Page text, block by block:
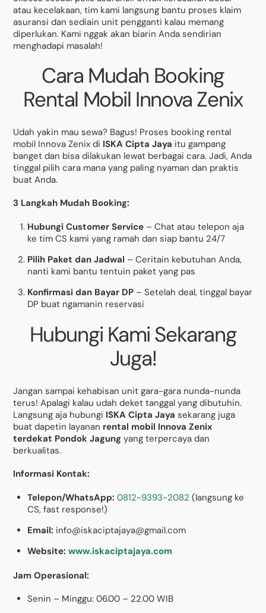
atau kecelakaan, tim kami langsung bantu proses klaim
asuransi dan sediain unit pengganti kalau memang
diperlukan. Kami nggak akan biarin Anda sendirian
menghadapi masalah!
Cara Mudah Booking
Rental Mobil Innova Zenix
Udah yakin mau sewa? Bagus! Proses booking rental
mobil Innova Zenix di ISKA Cipta Jaya itu gampang
banget dan bisa dilakukan lewat berbagai cara. Jadi, Anda
tinggal pilih cara mana yang paling nyaman dan praktis
buat Anda.
3 Langkah Mudah Booking:
Hubungi Customer Service – Chat atau telepon aja
ke tim CS kami yang ramah dan siap bantu 24/7
Pilih Paket dan Jadwal – Ceritain kebutuhan Anda,
nanti kami bantu tentuin paket yang pas
Konfirmasi dan Bayar DP – Setelah deal, tinggal bayar
DP buat ngamanin reservasi
Hubungi Kami Sekarang
Juga!
Jangan sampai kehabisan unit gara-gara nunda-nunda
terus! Apalagi kalau udah deket tanggal yang dibutuhin.
Langsung aja hubungi ISKA Cipta Jaya sekarang juga
buat dapetin layanan rental mobil Innova Zenix
terdekat Pondok Jagung yang terpercaya dan
berkualitas.
Informasi Kontak:
Telepon/WhatsApp: 0812-9393-2082 (langsung ke
CS, fast response!)
Email: info@iskaciptajaya@gmail.com
Website:www.iskaciptajaya.com
Jam Operasional:
Senin – Minggu: 06.00 – 22.00 WIB